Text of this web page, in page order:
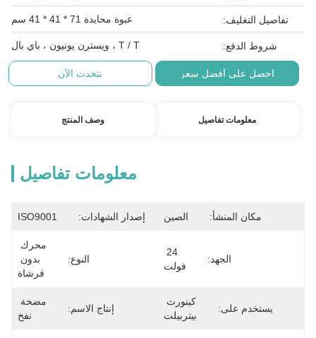
تفاصيل التغليف: عبوة محايدة 71 * 41 * 41 سم
شروط الدفع: T / T ، ويسترن يونيون ، باي بال
احصل على أفضل سعر نتحدث الآن
معلومات تفاصيل وصف المنتج
معلومات تفاصيل
مكان المنشأ: الصين إصدار الشهادات: ISO9001
الجهد:
فولت
النوع:
فرشاة
يستخدم على:
بيتربيلت
إنتاج الاسم:
نفخ